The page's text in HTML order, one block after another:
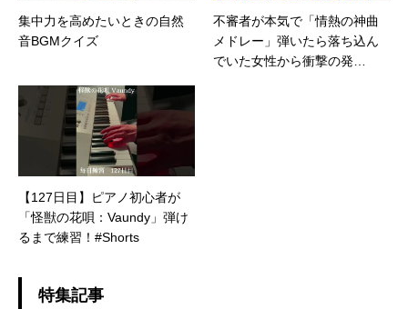
集中力を高めたいときの自然
音BGMクイズ
不審者が本気で「情熱の神曲
メドレー」弾いたら落ち込ん
でいた女性から衝撃の発
【127日目】ピアノ初心者が
「怪獣の花唄：Vaundy」弾け
るまで練習！#Shorts
特集記事